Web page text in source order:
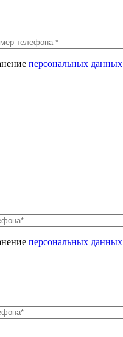
персональных данных
персональных данных